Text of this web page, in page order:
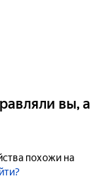
вы, а
похожи на